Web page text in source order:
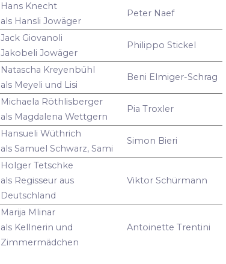
Hans Knecht
als Hansli Jowäger
Peter Naef
Jack Giovanoli
Jakobeli Jowäger
Philippo Stickel
Natascha Kreyenbühl
als Meyeli und Lisi
Beni Elmiger-Schrag
Michaela Röthlisberger
als Magdalena Wettgern
Pia Troxler
Hansueli Wüthrich
als Samuel Schwarz, Sami
Simon Bieri
Holger Tetschke
als Regisseur aus
Deutschland
Viktor Schürmann
Marija Mlinar
als Kellnerin und
Zimmermädchen
Antoinette Trentini